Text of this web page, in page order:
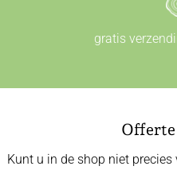
gratis
Offerte
Kunt u in de shop niet